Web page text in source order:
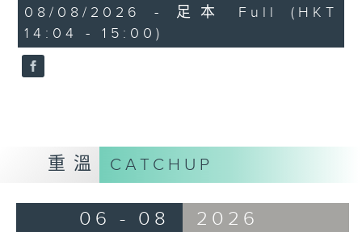
55
minutes,
59
seconds
08/08/2026 - 足本 Full (HKT
14:04 - 15:00)
重溫 CATCHUP
06 - 08 2026